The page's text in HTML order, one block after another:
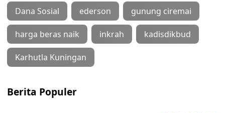
Dana Sosial ederson gunung ciremai
harga beras naik inkrah kadisdikbud
Karhutla Kuningan
Berita Populer